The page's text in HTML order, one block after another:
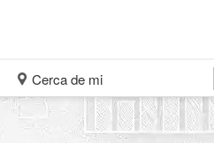
Cerca de mi